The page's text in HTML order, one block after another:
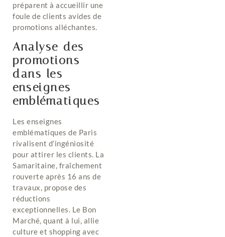
préparent à accueillir une
foule de clients avides de
promotions alléchantes.
Analyse des
promotions
dans les
enseignes
emblématiques
Les enseignes
emblématiques de Paris
rivalisent d’ingéniosité
pour attirer les clients. La
Samaritaine, fraîchement
rouverte après 16 ans de
travaux, propose des
réductions
exceptionnelles. Le Bon
Marché, quant à lui, allie
culture et shopping avec